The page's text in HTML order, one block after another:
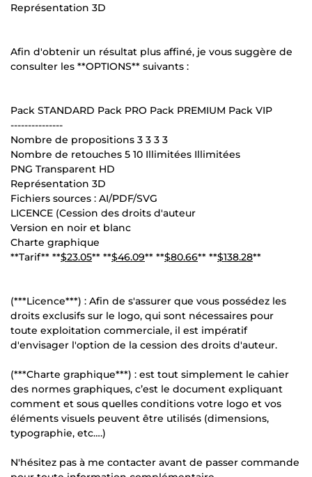
Représentation 3D
Afin d'obtenir un résultat plus affiné, je vous suggère de
consulter les **OPTIONS** suivants :
Pack STANDARD Pack PRO Pack PREMIUM Pack VIP
---------------
Nombre de propositions 3 3 3 3
Nombre de retouches 5 10 Illimitées Illimitées
PNG Transparent HD
Représentation 3D
Fichiers sources : AI/PDF/SVG
LICENCE (Cession des droits d'auteur
Version en noir et blanc
Charte graphique
**Tarif** **$23.05** **$46.09** **$80.66** **$138.28**
(***Licence***) : Afin de s'assurer que vous possédez les
droits exclusifs sur le logo, qui sont nécessaires pour
toute exploitation commerciale, il est impératif
d'envisager l'option de la cession des droits d'auteur.
(***Charte graphique***) : est tout simplement le cahier
des normes graphiques, c’est le document expliquant
comment et sous quelles conditions votre logo et vos
éléments visuels peuvent être utilisés (dimensions,
typographie, etc….)
N'hésitez pas à me contacter avant de passer commande